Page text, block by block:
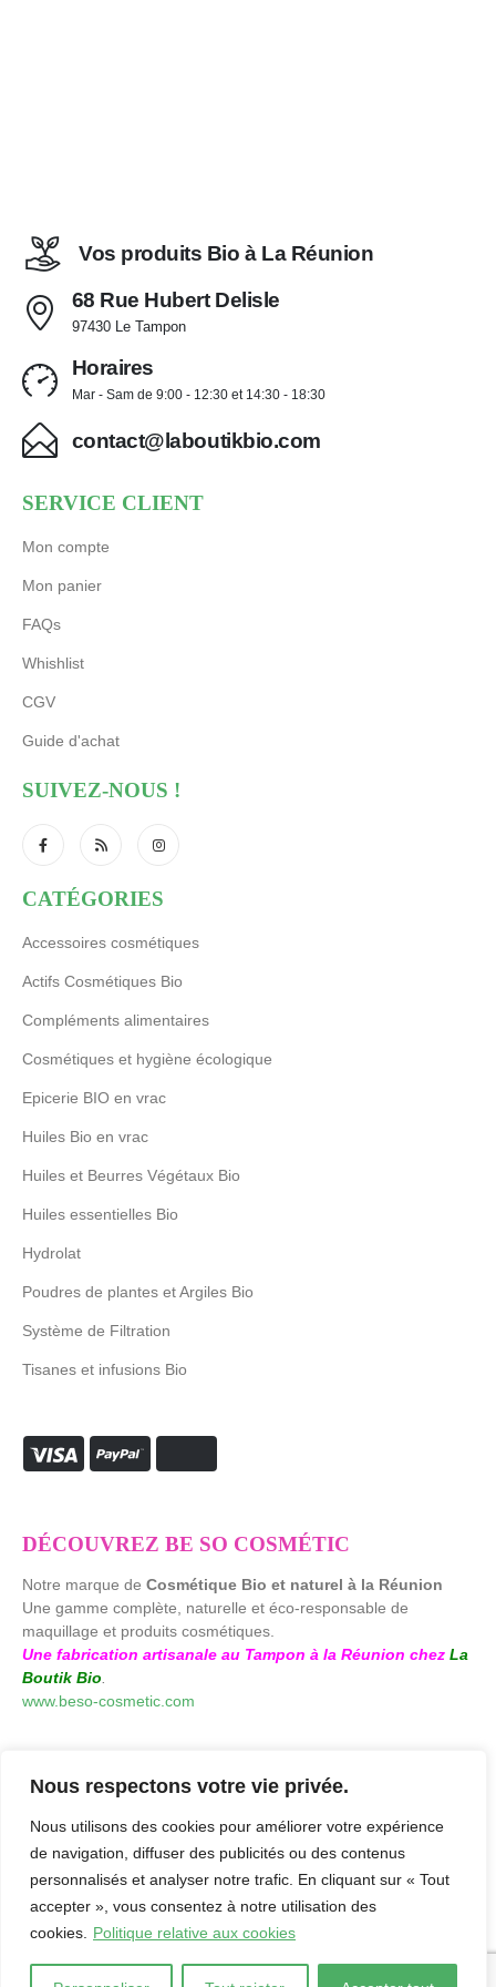
Nous respectons votre vie privée.
Nous utilisons des cookies pour améliorer votre expérience
de navigation, diffuser des publicités ou des contenus
personnalisés et analyser notre trafic. En cliquant sur « Tout
accepter », vous consentez à notre utilisation des
cookies.
Politique relative aux cookies
Vos produits Bio à La Réunion
68 Rue Hubert Delisle
97430 Le Tampon
Horaires
Mar - Sam de 9:00 - 12:30 et 14:30 - 18:30
contact@laboutikbio.com
SERVICE CLIENT
Mon compte
Mon panier
FAQs
Whishlist
CGV
Guide d'achat
SUIVEZ-NOUS !
CATÉGORIES
Accessoires cosmétiques
Actifs Cosmétiques Bio
Compléments alimentaires
Cosmétiques et hygiène écologique
Epicerie BIO en vrac
Huiles Bio en vrac
Huiles et Beurres Végétaux Bio
Huiles essentielles Bio
Hydrolat
Poudres de plantes et Argiles Bio
Système de Filtration
Tisanes et infusions Bio
DÉCOUVREZ BE SO COSMÉTIC
Notre marque de Cosmétique Bio et naturel à la Réunion
Une gamme complète, naturelle et éco-responsable de
maquillage et produits cosmétiques.
Une fabrication artisanale au Tampon à la Réunion chez La
Boutik Bio
www.beso-cosmetic.com
laboutikbio.com. © 2026. byAgence Creaweb-Mentions Légales-